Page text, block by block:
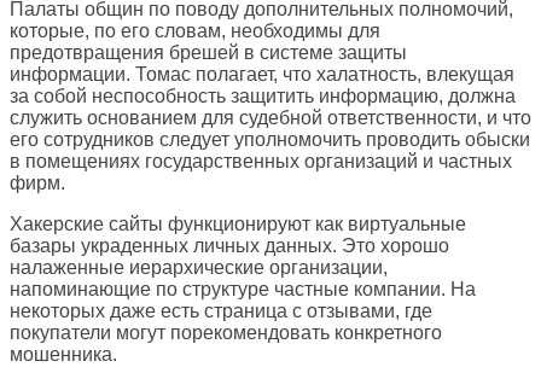
Палаты общин по поводу дополнительных полномочий,
которые, по его словам, необходимы для
предотвращения брешей в системе защиты
информации. Томас полагает, что халатность, влекущая
за собой неспособность защитить информацию, должна
служить основанием для судебной ответственности, и что
его сотрудников следует уполномочить проводить обыски
в помещениях государственных организаций и частных
фирм.
Хакерские сайты функционируют как виртуальные
базары украденных личных данных. Это хорошо
налаженные иерархические организации,
напоминающие по структуре частные компании. На
некоторых даже есть страница с отзывами, где
покупатели могут порекомендовать конкретного
мошенника.